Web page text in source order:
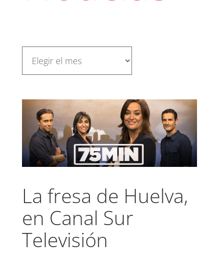
La fresa de Huelva,
en Canal Sur
Televisión